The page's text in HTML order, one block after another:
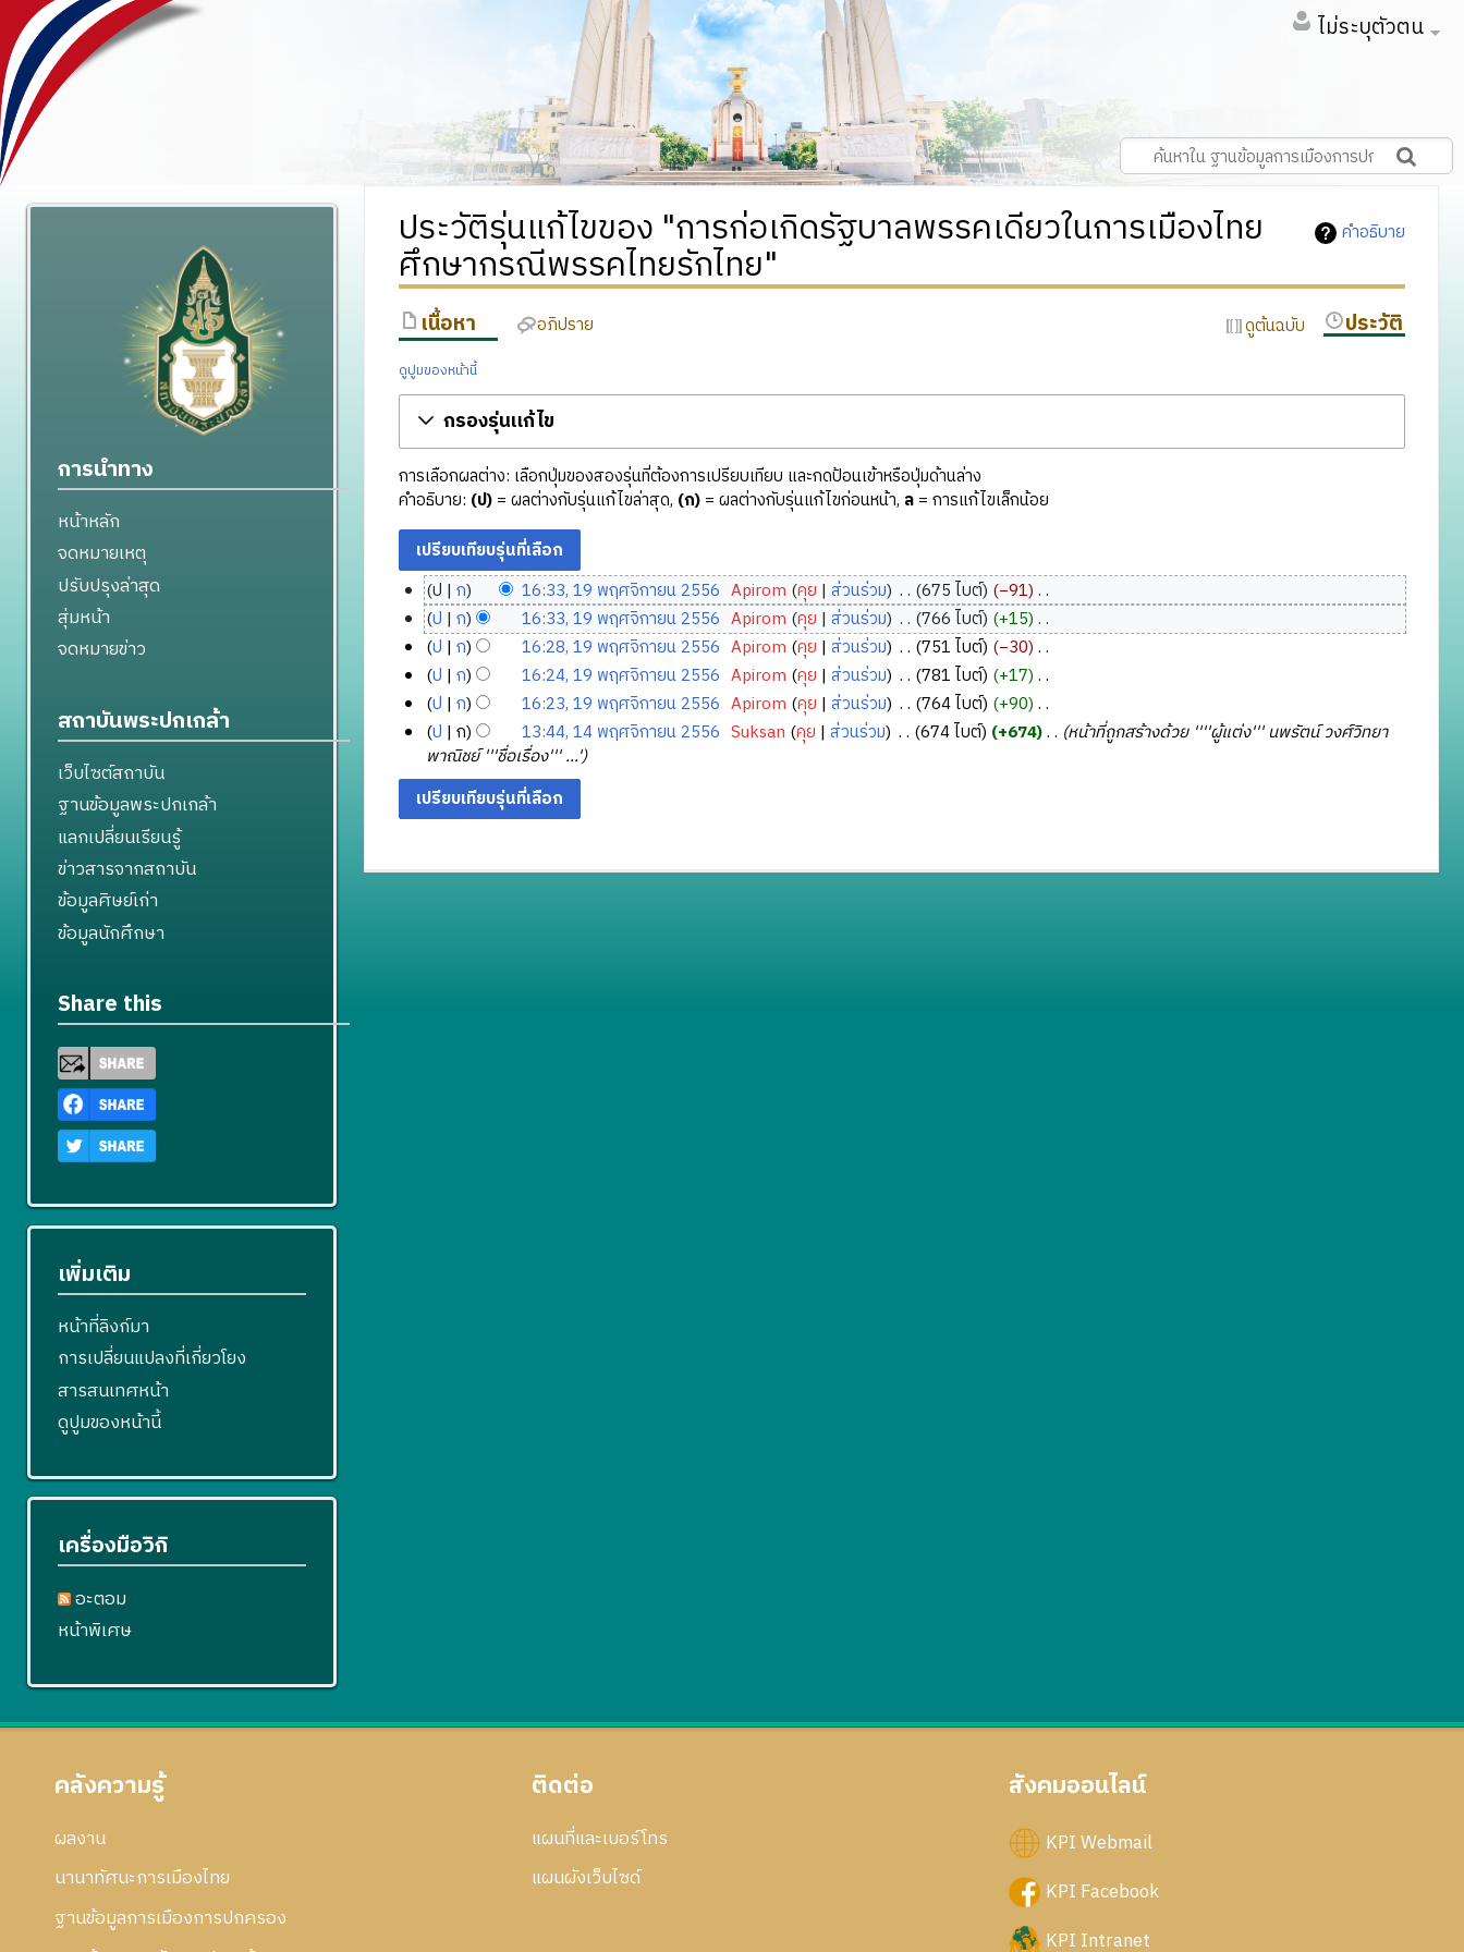
ไม่ระบุตัวตน
คำอธิบาย
ประวัติรุ่นแก้ไขของ "การก่อเกิดรัฐบาลพรรคเดียวในการเมืองไทย
ศึกษากรณีพรรคไทยรักไทย"
เนื้อหา อภิปราย ดูต้นฉบับ ประวัติ
ดูปูมของหน้านี้
กรองรุ่นแก้ไข
การเลือกผลต่าง: เลือกปุ่มของสองรุ่นที่ต้องการเปรียบเทียบ และกดป้อนเข้าหรือปุ่มด้านล่าง
คำอธิบาย: (ป)= ผลต่างกับรุ่นแก้ไขล่าสุด, (ก)= ผลต่างกับรุ่นแก้ไขก่อนหน้า, ล= การแก้ไขเล็กน้อย
1
9
พ
ฤ
ศ
จิ
า
ย
2
ป ก 16:33, 19 พฤศจิกายน 2556 Apirom คุย ส่วนร่วม ‎ 675 ไบต์ −91 ‎
ไ
ม่
มี
ค
ว
า
ม
ย่
อ
ร
ป ก 16:33, 19 พฤศจิกายน 2556 Apirom คุย ส่วนร่วม ‎ 766 ไบต์ +15 ‎
ไ
ม่
มี
ค
ว
า
ม
ย่
า
ป ก 16:28, 19 พฤศจิกายน 2556 Apirom คุย ส่วนร่วม ‎ 751 ไบต์ −30 ‎
ไ
ม่
มี
ค
ว
า
ม
ป ก 16:24, 19 พฤศจิกายน 2556 Apirom คุย ส่วนร่วม ‎ 781 ไบต์ +17 ‎
ไ
ม่
มี
ค
ว
า
ย่
ป ก 16:23, 19 พฤศจิกายน 2556 Apirom คุย ส่วนร่วม ‎ 764 ไบต์ +90 ‎
ไ
ม่
มี
ค
ว
ม
4
พ
จิ
ป ก 13:44, 14 พฤศจิกายน 2556 Suksan คุย ส่วนร่วม ‎ 674 ไบต์ +674 ‎
หน้าที่ถูกสร้างด้วย ''''ผู้แต่ง''' นพรัตน์ วงศ์วิทยา
พาณิชย์ '''ชื่อเรื่อง''' ...'
การนำทาง
หน้าหลัก
จดหมายเหตุ
ปรับปรุงล่าสุด
สุ่มหน้า
จดหมายข่าว
สถาบันพระปกเกล้า
เว็บไซต์สถาบัน
ฐานข้อมูลพระปกเกล้า
แลกเปลี่ยนเรียนรู้
ข่าวสารจากสถาบัน
ข้อมูลศิษย์เก่า
ข้อมูลนักศึกษา
Share this
เพิ่มเติม
หน้าที่ลิงก์มา
การเปลี่ยนแปลงที่เกี่ยวโยง
สารสนเทศหน้า
ดูปูมของหน้านี้
เครื่องมือวิกิ
อะตอม
หน้าพิเศษ
คลังความรู้
ผลงาน
นานาทัศนะการเมืองไทย
ฐานข้อมูลการเมืองการปกครอง
ติดต่อ
แผนที่และเบอร์โทร
แผนผังเว็บไซด์
สังคมออนไลน์
KPI Webmail
KPI Facebook
KPI Intranet